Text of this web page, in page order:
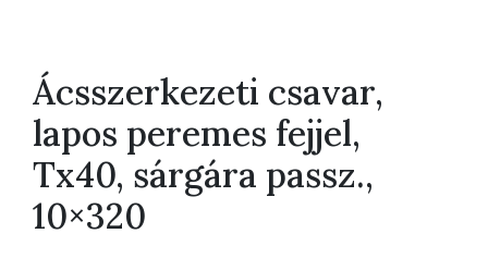
Ácsszerkezeti csavar,
lapos peremes fejjel,
Tx40, sárgára passz.,
10×320